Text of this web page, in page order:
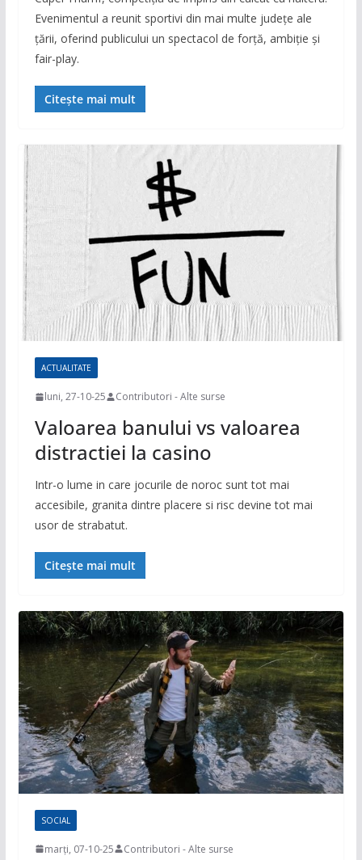
Evenimentul a reunit sportivi din mai multe județe ale
țării, oferind publicului un spectacol de forță, ambiție și
fair-play.
Citește mai mult
ACTUALITATE
luni, 27-10-25 Contributori - Alte surse
Valoarea banului vs valoarea
distractiei la casino
Intr-o lume in care jocurile de noroc sunt tot mai
accesibile, granita dintre placere si risc devine tot mai
usor de strabatut.
Citește mai mult
SOCIAL
marți, 07-10-25 Contributori - Alte surse